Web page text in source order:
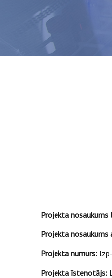
Projekta nosaukums
Projekta nosaukums
Projekta numurs:
Projekta īstenotājs: